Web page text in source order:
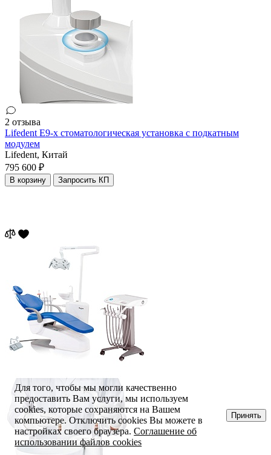
2 отзыва
Lifedent E9-x стоматологическая установка c подкатным
модулем
Lifedent, Китай
795 600 ₽
В корзину Запросить КП
Для того, чтобы мы могли качественно
предоставить Вам услуги, мы используем
cookies, которые сохраняются на Вашем
компьютере. Отключить cookies Вы можете в
настройках своего браузера.Соглашение об
использовании файлов cookies
Принять